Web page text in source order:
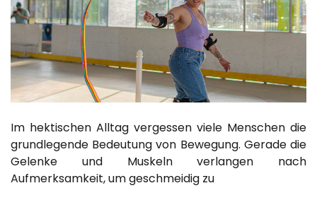
Im hektischen Alltag vergessen viele Menschen die
grundlegende Bedeutung von Bewegung. Gerade die
Gelenke und Muskeln verlangen nach
Aufmerksamkeit, um geschmeidig zu